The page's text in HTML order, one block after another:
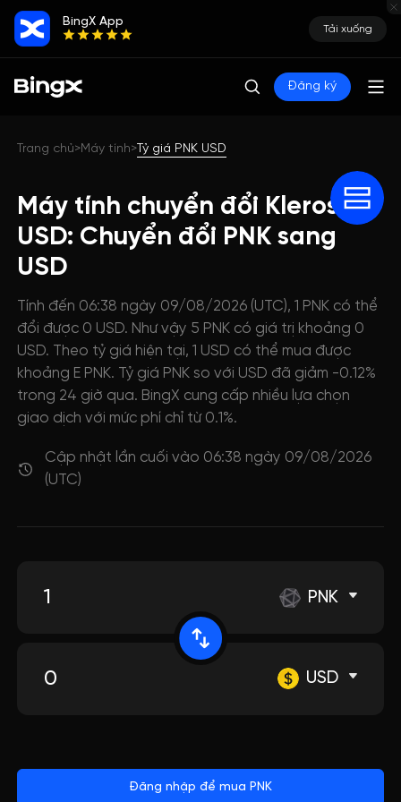
BingX App
Tải xuống
Đăng ký
Trang chủ>Máy tính>Tỷ giá PNK USD
Máy tính chuyển đổi Kleros
USD: Chuyển đổi PNK sang
USD
Tính đến 06:38 ngày 09/08/2026 (UTC), 1 PNK có thể
đổi được 0 USD. Như vậy 5 PNK có giá trị khoảng 0
USD. Theo tỷ giá hiện tại, 1 USD có thể mua được
khoảng E PNK. Tỷ giá PNK so với USD đã giảm -0.12%
trong 24 giờ qua. BingX cung cấp nhiều lựa chọn
giao dịch với mức phí chỉ từ 0.1%.
Cập nhật lần cuối vào 06:38 ngày 09/08/2026
(UTC)
PNK
USD
Đăng nhập để mua PNK